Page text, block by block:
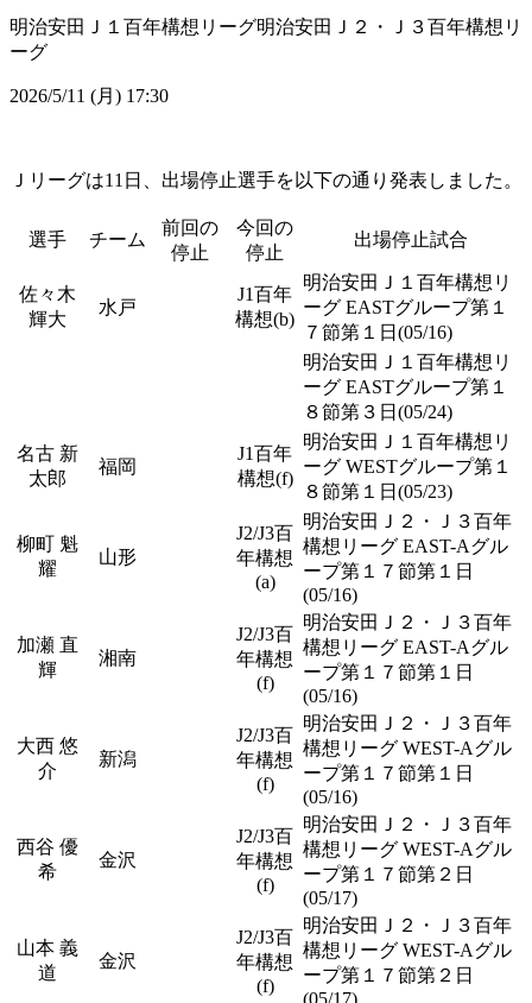
明治安田Ｊ１百年構想リーグ明治安田Ｊ２・Ｊ３百年構想リ
ーグ
2026/5/11 (月) 17:30
Ｊリーグは11日、出場停止選手を以下の通り発表しました。
選手 チーム
前回の
停止
今回の
停止
出場停止試合
佐々木
輝大
水戸
J1百年
構想(b)
明治安田Ｊ１百年構想リ
ーグ EASTグループ第１
７節第１日(05/16)
明治安田Ｊ１百年構想リ
ーグ EASTグループ第１
８節第３日(05/24)
名古 新
太郎
福岡
J1百年
構想(f)
明治安田Ｊ１百年構想リ
ーグ WESTグループ第１
８節第１日(05/23)
柳町 魁
耀
山形
J2/J3百
年構想
(a)
明治安田Ｊ２・Ｊ３百年
構想リーグ EAST-Aグル
ープ第１７節第１日
(05/16)
加瀬 直
輝
湘南
J2/J3百
年構想
(f)
明治安田Ｊ２・Ｊ３百年
構想リーグ EAST-Aグル
ープ第１７節第１日
(05/16)
大西 悠
介
新潟
J2/J3百
年構想
(f)
明治安田Ｊ２・Ｊ３百年
構想リーグ WEST-Aグル
ープ第１７節第１日
(05/16)
西谷 優
希
金沢
J2/J3百
年構想
(f)
明治安田Ｊ２・Ｊ３百年
構想リーグ WEST-Aグル
ープ第１７節第２日
(05/17)
山本 義
道
金沢
J2/J3百
年構想
(f)
明治安田Ｊ２・Ｊ３百年
構想リーグ WEST-Aグル
ープ第１７節第２日